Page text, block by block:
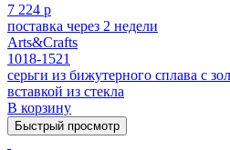
7 224 р
поставка через 2 недели
Arts&Crafts
1018-1521
серьги из бижутерного сплава с
вставкой из стекла
В корзину
Быстрый просмотр